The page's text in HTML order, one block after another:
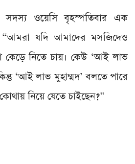
সদস্য ওয়েসি বৃহস্পতিবার এক
“আমরা যদি আমাদের মসজিদেও
কেড়ে নিতে চায়। কেউ ‘আই লাভ
‘আই লাভ মুহাম্মদ’ বলতে পারে
নিয়ে যেতে চাইছেন?”